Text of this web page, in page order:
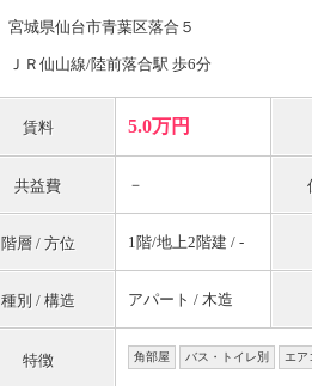
宮城県仙台市青葉区落合５
ＪＲ仙山線/陸前落合駅 歩6分
賃料 5.0万円
共益費 －
階層 / 方位 1階/地上2階建 / -
種別 / 構造 アパート / 木造
特徴 角部屋 バス・トイレ別 エア